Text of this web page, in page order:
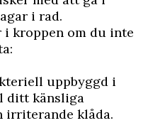
i rad.
i kroppen om du inte
uppbyggd i
ditt känsliga
irriterande klåda.